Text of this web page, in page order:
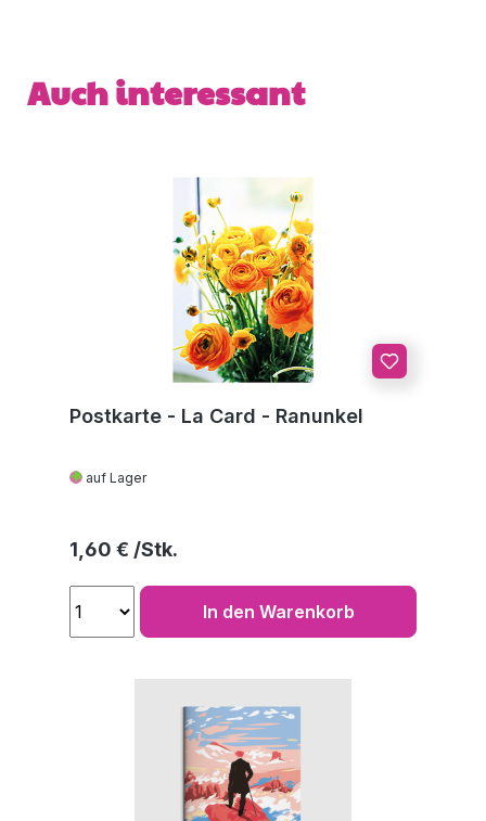
Produktgalerie überspringen
Auch interessant
Postkarte - La Card - Ranunkel
auf Lager
Regulärer Preis:
1,60 €
In den Warenkorb